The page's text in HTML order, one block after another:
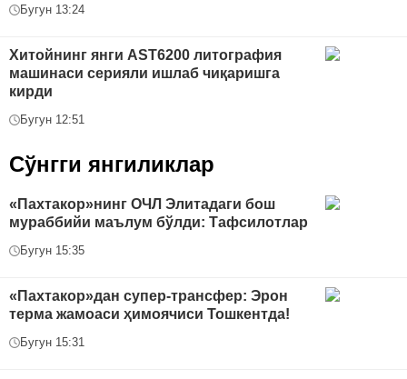
Бугун 13:24
Хитойнинг янги AST6200 литография
машинаси серияли ишлаб чиқаришга
кирди
Бугун 12:51
Сўнгги янгиликлар
«Пахтакор»нинг ОЧЛ Элитадаги бош
мураббийи маълум бўлди: Тафсилотлар
Бугун 15:35
«Пахтакор»дан супер-трансфер: Эрон
терма жамоаси ҳимоячиси Тошкентда!
Бугун 15:31